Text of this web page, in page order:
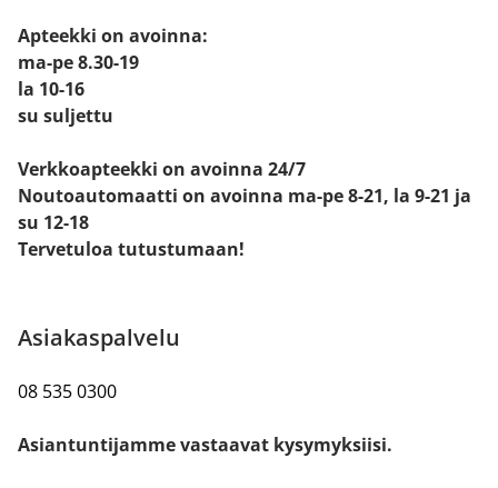
Apteekki on avoinna:
ma-pe 8.30-19
la 10-16
su suljettu
Verkkoapteekki on avoinna 24/7
Noutoautomaatti on avoinna ma-pe 8-21, la 9-21 ja
su 12-18
Tervetuloa tutustumaan!
Asiakaspalvelu
08 535 0300
Asiantuntijamme vastaavat kysymyksiisi.